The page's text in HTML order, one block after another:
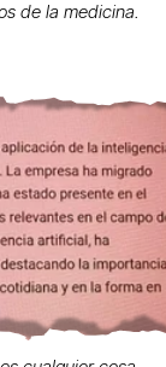
de la medicina.